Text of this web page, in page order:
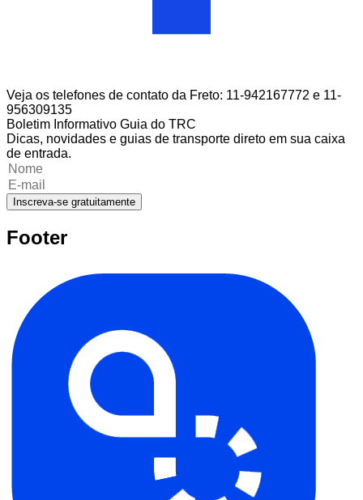
Veja os telefones de contato da Freto: 11-942167772 e 11-
956309135
Boletim Informativo Guia do TRC
Dicas, novidades e guias de transporte direto em sua caixa
de entrada.
Inscreva-se gratuitamente
Footer